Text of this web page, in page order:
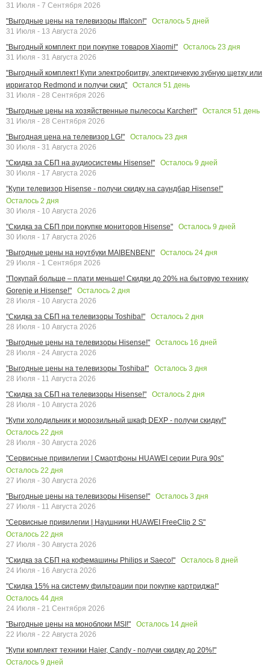
31 Июля - 7 Сентября 2026
"Выгодные цены на телевизоры Iffalcon!"
Осталось 5 дней
31 Июля - 13 Августа 2026
"Выгодный комплект при покупке товаров Xiaomi!"
Осталось 23 дня
31 Июля - 31 Августа 2026
"Выгодный комплект! Купи электробритву, электричекую зубную щетку или
ирригатор Redmond и получи скид"
Остался 51 день
31 Июля - 28 Сентября 2026
"Выгодные цены на хозяйственные пылесосы Karcher!"
Остался 51 день
31 Июля - 28 Сентября 2026
"Выгодная цена на телевизор LG!"
Осталось 23 дня
30 Июля - 31 Августа 2026
"Скидка за СБП на аудиосистемы Hisense!"
Осталось 9 дней
30 Июля - 17 Августа 2026
"Купи телевизор Hisense - получи скидку на саундбар Hisense!"
Осталось 2 дня
30 Июля - 10 Августа 2026
"Скидка за СБП при покупке мониторов Hisense"
Осталось 9 дней
30 Июля - 17 Августа 2026
"Выгодные цены на ноутбуки MAIBENBEN!"
Осталось 24 дня
29 Июля - 1 Сентября 2026
"Покупай больше – плати меньше! Скидки до 20% на бытовую технику
Gorenje и Hisense!"
Осталось 2 дня
28 Июля - 10 Августа 2026
"Скидка за СБП на телевизоры Toshiba!"
Осталось 2 дня
28 Июля - 10 Августа 2026
"Выгодные цены на телевизоры Hisense!"
Осталось 16 дней
28 Июля - 24 Августа 2026
"Выгодные цены на телевизоры Toshiba!"
Осталось 3 дня
28 Июля - 11 Августа 2026
"Скидка за СБП на телевизоры Hisense!"
Осталось 2 дня
28 Июля - 10 Августа 2026
"Купи холодильник и морозильный шкаф DEXP - получи скидку!"
Осталось 22 дня
28 Июля - 30 Августа 2026
"Сервисные привилегии | Смартфоны HUAWEI серии Pura 90s"
Осталось 22 дня
27 Июля - 30 Августа 2026
"Выгодные цены на телевизоры Hisense!"
Осталось 3 дня
27 Июля - 11 Августа 2026
"Сервисные привилегии | Наушники HUAWEI FreeClip 2 S"
Осталось 22 дня
27 Июля - 30 Августа 2026
"Скидка за СБП на кофемашины Philips и Saeco!"
Осталось 8 дней
24 Июля - 16 Августа 2026
"Скидка 15% на систему фильтрации при покупке картриджа!"
Осталось 44 дня
24 Июля - 21 Сентября 2026
"Выгодные цены на моноблоки MSI!"
Осталось 14 дней
22 Июля - 22 Августа 2026
"Купи комплект техники Haier, Candy - получи скидку до 20%!"
Осталось 9 дней